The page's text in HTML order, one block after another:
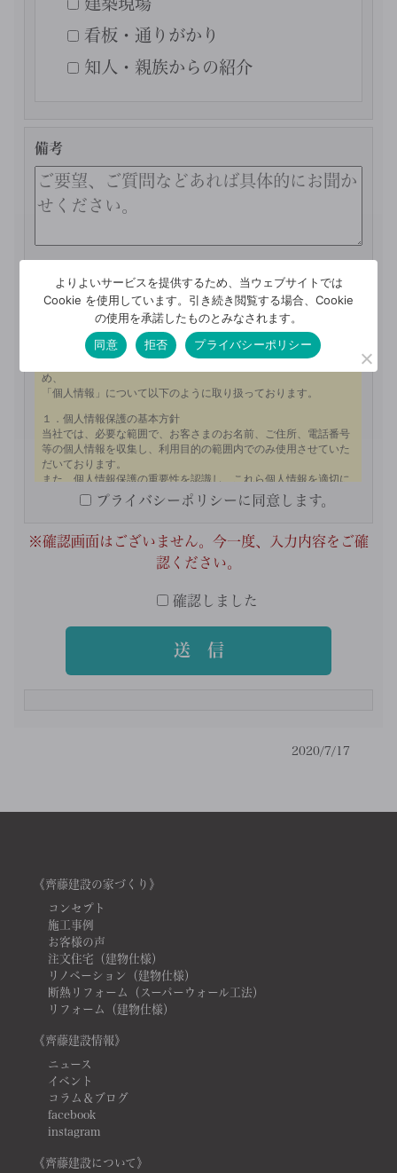
看板・通りがかり
知人・親族からの紹介
備考
プライバシーポリシー
プライバシーポリシーに同意します。
※確認画面はございません。今一度、入力内容をご確
認ください。
確認しました
2020/7/17
《齊藤建設の家づくり》
コンセプト
施工事例
お客様の声
注文住宅（建物仕様）
リノベーション（建物仕様）
断熱リフォーム（スーパーウォール工法）
リフォーム（建物仕様）
《齊藤建設情報》
ニュース
イベント
コラム＆ブログ
facebook
instagram
《齊藤建設について》
よりよいサービスを提供するため、当ウェブサイトでは
Cookie を使用しています。引き続き閲覧する場合、Cookie
の使用を承諾したものとみなされます。
同意
拒否 プライバシーポリシー